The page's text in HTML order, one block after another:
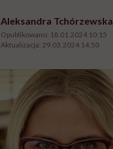
Aleksandra Tchórzewska
Opublikowano: 18.01.2024 10:15
Aktualizacja: 29.03.2024 14:50